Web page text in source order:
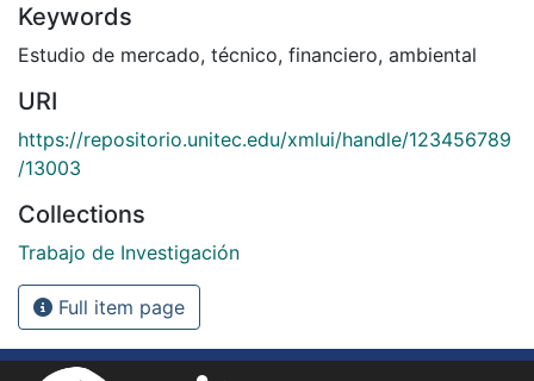
Keywords
Estudio de mercado, técnico, financiero, ambiental
URI
https://repositorio.unitec.edu/xmlui/handle/123456789
/13003
Collections
Trabajo de Investigación
Full item page